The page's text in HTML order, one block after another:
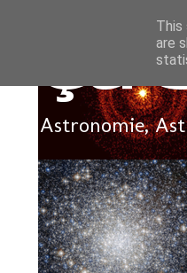
Ça
Astronomie,
This
are